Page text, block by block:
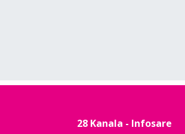
28 Kanala - Infosare